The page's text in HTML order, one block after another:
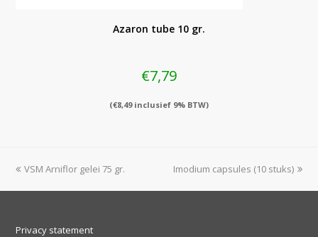
Azaron tube 10 gr.
€7,79
(€8,49inclusief 9% BTW)
previous
VSM Arniflor gelei 75 gr.
next
Imodium capsules (10 stuks)
Privacy statement